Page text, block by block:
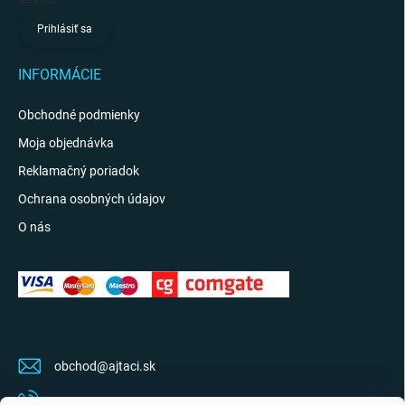
Prihlásiť sa
INFORMÁCIE
Obchodné podmienky
Moja objednávka
Reklamačný poriadok
Ochrana osobných údajov
O nás
obchod@ajtaci.sk
0904 07 34 34